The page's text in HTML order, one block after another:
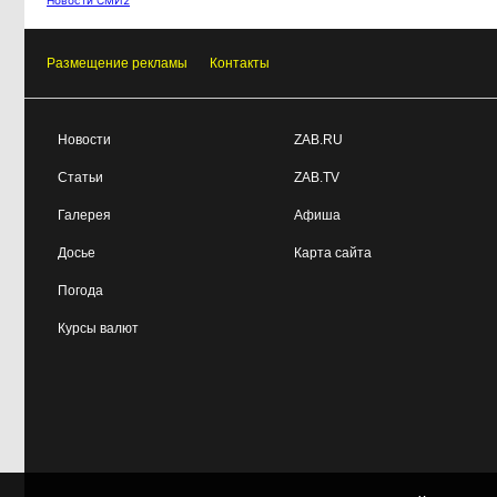
мир не электромобилями, а
Размещение рекламы Контакты
Новости
Статьи
Галерея
Досье
Погода
Курсы валют
ZAB.RU
ZAB.TV
Афиша
Карта сайта